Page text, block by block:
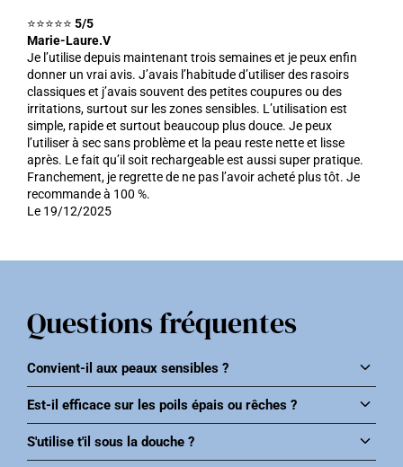
⭐⭐⭐⭐⭐ 5/5
Marie-Laure.V
Je l’utilise depuis maintenant trois semaines et je peux enfin
donner un vrai avis. J’avais l’habitude d’utiliser des rasoirs
classiques et j’avais souvent des petites coupures ou des
irritations, surtout sur les zones sensibles. L’utilisation est
simple, rapide et surtout beaucoup plus douce. Je peux
l’utiliser à sec sans problème et la peau reste nette et lisse
après. Le fait qu’il soit rechargeable est aussi super pratique.
Franchement, je regrette de ne pas l’avoir acheté plus tôt. Je
recommande à 100 %.
Le 19/12/2025
Questions fréquentes
Convient-il aux peaux sensibles ? keyboard_arrow_down
Est-il efficace sur les poils épais ou rêches ? keyboard_arrow_down
S'utilise t'il sous la douche ? keyboard_arrow_down